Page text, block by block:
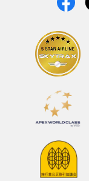
シンガポール